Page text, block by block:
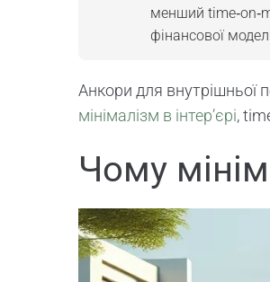
менший
фінансової
Анкори для внутрішньої
мінімалізм в інтер’єрі,
Чому